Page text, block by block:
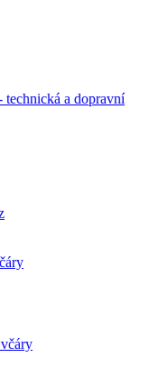
technická a dopravní